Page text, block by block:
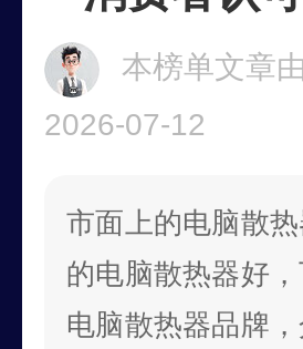
本榜单文章
2026-07-12
市面上的电脑散
的电脑散热器好
电脑散热器品牌